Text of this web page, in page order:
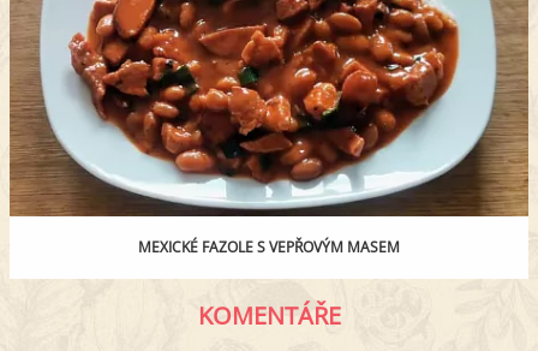
MEXICKÉ FAZOLE S VEPŘOVÝM MASEM
KOMENTÁŘE